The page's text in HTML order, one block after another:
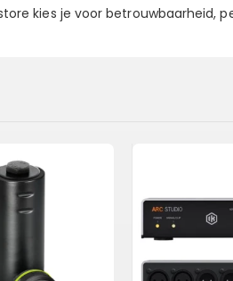
kies je voor betrouwbaarheid,